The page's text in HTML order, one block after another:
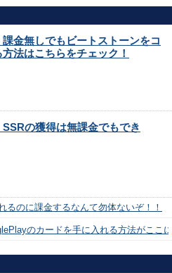
課金無しでもビートストーンをコ
法はこちらをチェック！
SSRの獲得は無課金でもでき
るのに課金するなんて勿体ないぞ！！
のカードを手に入れる方法がここ